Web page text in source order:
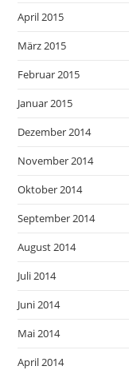
April 2015
März 2015
Februar 2015
Januar 2015
Dezember 2014
November 2014
Oktober 2014
September 2014
August 2014
Juli 2014
Juni 2014
Mai 2014
April 2014